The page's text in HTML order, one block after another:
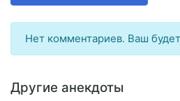
Нет комментариев. Ваш
Другие анекдоты